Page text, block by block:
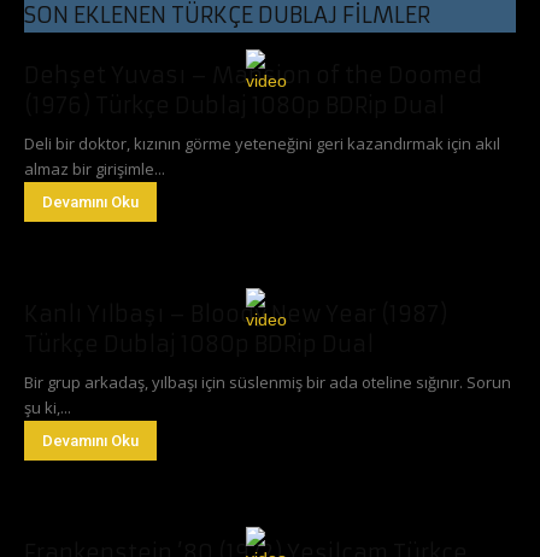
SON EKLENEN TÜRKÇE DUBLAJ FİLMLER
Dehşet Yuvası – Mansion of the Doomed
Deli bir doktor, kızının görme yeteneğini geri kazandırmak için akıl
almaz bir girişimle...
Devamını Oku
Kanlı Yılbaşı – Bloody New Year (1987)
Bir grup arkadaş, yılbaşı için süslenmiş bir ada oteline sığınır. Sorun
şu ki,...
Devamını Oku